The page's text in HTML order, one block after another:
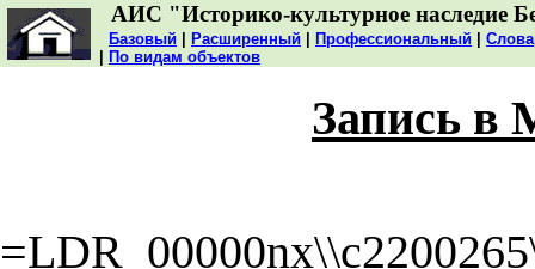
АИС "Историко-культурное наследие
Базовый Расширенный Профессиональный
По видам объектов
Запись в
=LDR